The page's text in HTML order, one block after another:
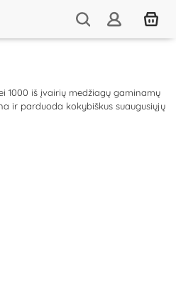
1000 iš įvairių medžiagų gaminamų
ir parduoda kokybiškus suaugusiųjų